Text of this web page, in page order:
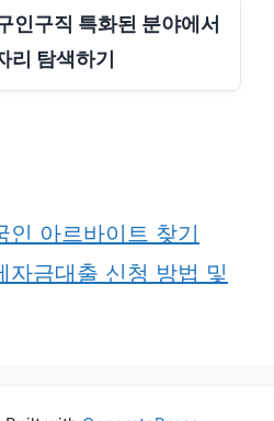
인구직 특화된 분야에서
리 탐색하기
인 아르바이트 찾기
자금대출 신청 방법 및